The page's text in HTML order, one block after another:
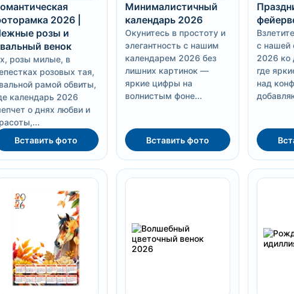
2026 |
розы и
венок
розы милые, в
розовых тая,
рамой обвиты,
календарь 2026
о днях любви и
Вставить фото
Минималистичный
календарь 2026
Окунитесь в простоту и
элегантность с нашим
календарем 2026 без
лишних картинок —
яркие цифры на
волнистым фоне...
Вставить фото
с нашей
2026 ко
где
над